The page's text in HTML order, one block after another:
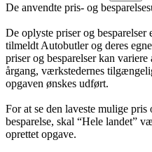
De anvendte pris- og
De oplyste priser og
tilmeldt Autobutler og deres
priser og besparelser kan
årgang, værkstedernes
opgaven ønskes udført.
For at se den laveste mulige
besparelse, skal “Hele landet”
oprettet opgave.